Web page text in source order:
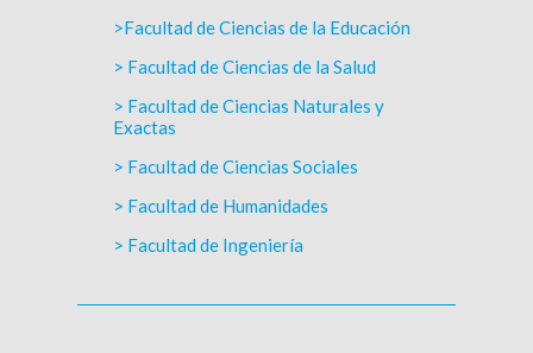
>Facultad de Ciencias de la Educación
> Facultad de Ciencias de la Salud
> Facultad de Ciencias Naturales y
Exactas
> Facultad de Ciencias Sociales
> Facultad de Humanidades
> Facultad de Ingeniería